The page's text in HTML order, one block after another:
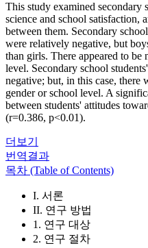
This study examined secondary
science and school satisfaction,
between them. Secondary
were relatively negative, but
than girls. There appeared to
level. Secondary school
negative; but, in this case, there
gender or school level. A
between students' attitudes
(r=0.386, p<0.01).
더보기
번역결과
목차 (Table of Contents)
I. 서론
II. 연구 방법
1. 연구 대상
2. 연구 절차